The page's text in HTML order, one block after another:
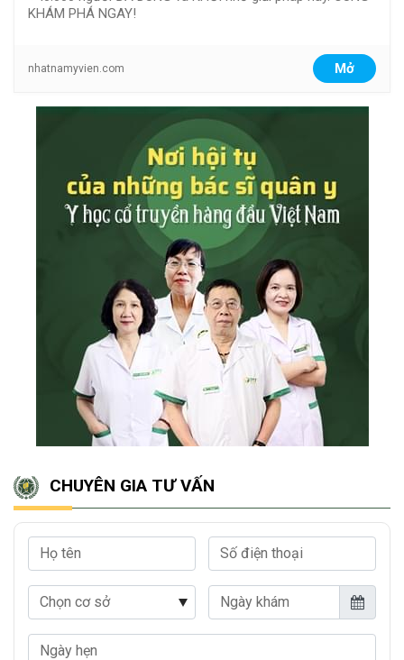
KHÁM PHÁ NGAY!
nhatnamyvien.com Mở
CHUYÊN GIA TƯ VẤN
Họ tên Số điện thoại
Chọn cơ sở Ngày khám
Ngày hẹn